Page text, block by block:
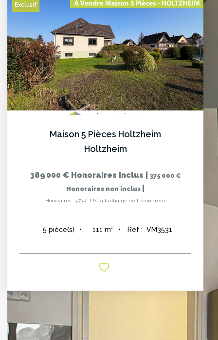
Exclusif
Maison 5 Pièces Holtzheim
Holtzheim
389 000 € Honoraires inclus
375 000 €
Honoraires non inclus
Honoraires : 3,73% TTC à la charge de l'acquéreur
5 pièce(s) 111 m² Réf : VM3531